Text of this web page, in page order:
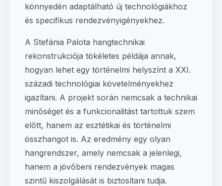
könnyedén adaptálható új technológiákhoz
és specifikus rendezvényigényekhez.
A Stefánia Palota hangtechnikai
rekonstrukciója tökéletes példája annak,
hogyan lehet egy történelmi helyszínt a XXI.
századi technológiai követelményekhez
igazítani. A projekt során nemcsak a technikai
minőséget és a funkcionalitást tartottuk szem
előtt, hanem az esztétikai és történelmi
összhangot is. Az eredmény egy olyan
hangrendszer, amely nemcsak a jelenlegi,
hanem a jövőbeni rendezvények magas
szintű kiszolgálását is biztosítani tudja.